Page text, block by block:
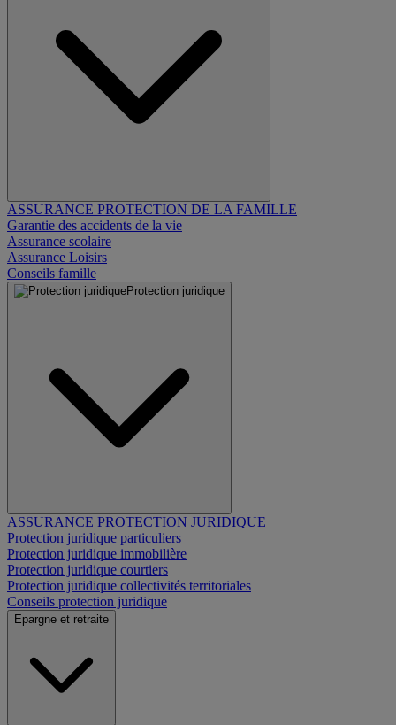
ASSURANCE PROTECTION DE LA FAMILLE
Garantie des accidents de la vie
Assurance scolaire
Assurance Loisirs
Conseils famille
Protection juridique
ASSURANCE PROTECTION JURIDIQUE
Protection juridique particuliers
Protection juridique immobilière
Protection juridique courtiers
Protection juridique collectivités territoriales
Conseils protection juridique
Epargne et retraite